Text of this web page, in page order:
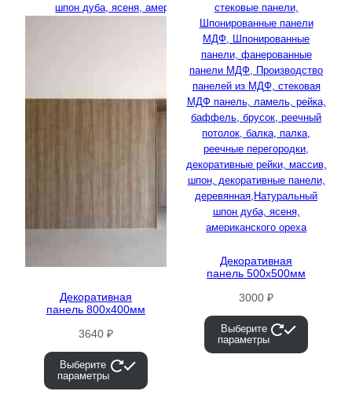
Декоративная
панель 800х400мм
3640 ₽
Выберите
параметры
Декоративная
панель 500х500мм
3000₽
Выберите
параметры